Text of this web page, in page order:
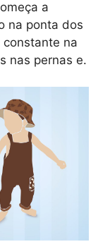
a
na ponta dos
constante na
nas pernas e.